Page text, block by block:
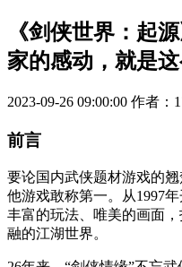
《剑侠世界：起
家的感动，就是
2023-09-26 09:00:00 作者：
前言
要论国内武侠题材游戏的
他游戏敢称第一。从1997
丰富的玩法、唯美的画面
融的江湖世界。